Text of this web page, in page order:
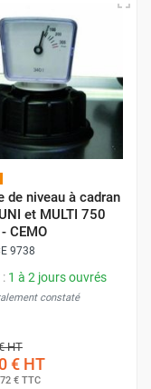
de niveau à cadran
et MULTI 750
CEMO
9738
: 1 à 2 jours ouvrés
constaté
HT
€ HT
€ TTC